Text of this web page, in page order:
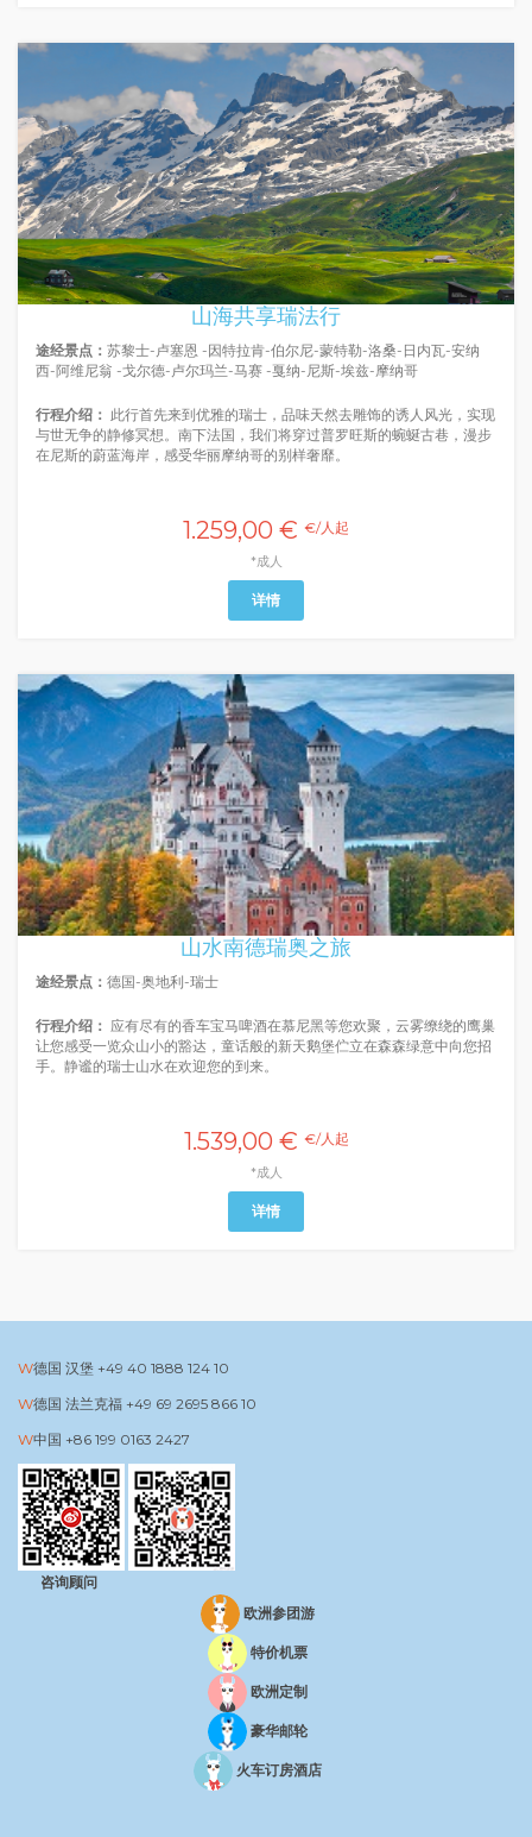
山海共享瑞法行
途经景点： 苏黎士-卢塞恩 -因特拉肯-伯尔尼-蒙特勒-洛桑-日内瓦-安纳
西-阿维尼翁 -戈尔德-卢尔玛兰-马赛 -戛纳-尼斯-埃兹-摩纳哥
行程介绍： 此行首先来到优雅的瑞士，品味天然去雕饰的诱人风光，实现
与世无争的静修冥想。南下法国，我们将穿过普罗旺斯的蜿蜒古巷，漫步
在尼斯的蔚蓝海岸，感受华丽摩纳哥的别样奢靡。
1.259,00 € €/人起
*成人
详情
山水南德瑞奥之旅
途经景点： 德国-奥地利-瑞士
行程介绍： 应有尽有的香车宝马啤酒在慕尼黑等您欢聚，云雾缭绕的鹰巢
让您感受一览众山小的豁达，童话般的新天鹅堡伫立在森森绿意中向您招
手。静谧的瑞士山水在欢迎您的到来。
1.539,00 € €/人起
*成人
详情
德国 汉堡 +49 40 1888 124 10
德国 法兰克福 +49 69 2695 866 10
中国 +86 199 0163 2427
咨询顾问
欧洲参团游
特价机票
欧洲定制
豪华邮轮
火车订房酒店